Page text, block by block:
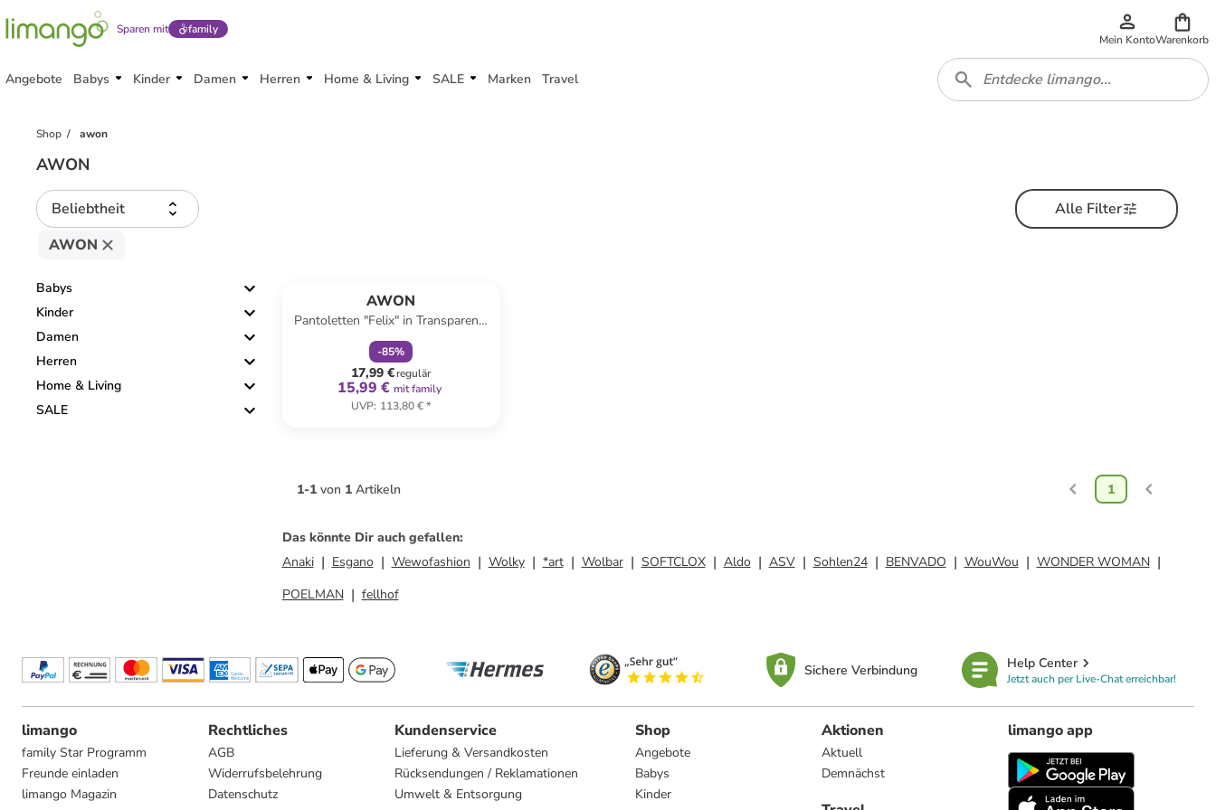
Sparen mit family
Mein KontoWarenkorb
Angebote Babys Kinder Damen Herren Home & Living SALE Marken Travel
Shop awon
AWON
Beliebtheit
Alle Filter
AWON
Babys
Kinder
Damen
Herren
Home & Living
SALE
AWON
Pantoletten "Felix" in Transparent/
Weiß
-85%
17,99 €regulär
15,99 € mit family
UVP: 113,80 €*
1-1 von 1 Artikeln 1
Das könnte Dir auch gefallen:
Anaki
Esgano Wewofashion Wolky *art Wolbar SOFTCLOX Aldo ASV Sohlen24 BENVADO WouWou
WONDER WOMAN
POELMAN
fellhof
Sichere Verbindung Help Center
Jetzt auch per Live-Chat erreichbar!
limango
family Star Programm
Freunde einladen
limango Magazin
Rechtliches
AGB
Widerrufsbelehrung
Datenschutz
Kundenservice
Lieferung & Versandkosten
Rücksendungen / Reklamationen
Umwelt & Entsorgung
Shop
Angebote
Babys
Kinder
Aktionen
Aktuell
Demnächst
limango app